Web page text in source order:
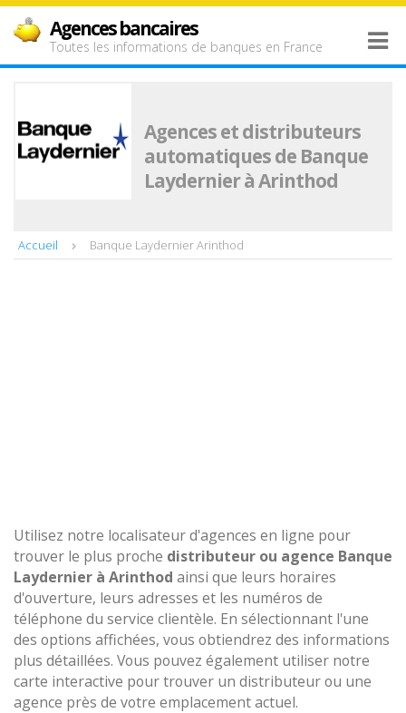
Agences bancaires
Toutes les informations de banques en France
Agences et distributeurs
automatiques de Banque
Laydernier à Arinthod
Accueil Banque Laydernier Arinthod
Utilisez notre localisateur d'agences en ligne pour
trouver le plus proche distributeur ou agence Banque
Laydernier à Arinthod ainsi que leurs horaires
d'ouverture, leurs adresses et les numéros de
téléphone du service clientèle. En sélectionnant l'une
des options affichées, vous obtiendrez des informations
plus détaillées. Vous pouvez également utiliser notre
carte interactive pour trouver un distributeur ou une
agence près de votre emplacement actuel.